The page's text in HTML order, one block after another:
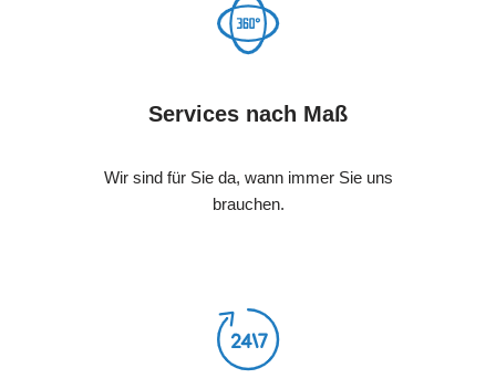
Services nach Maß
Wir sind für Sie da, wann immer Sie uns
brauchen.